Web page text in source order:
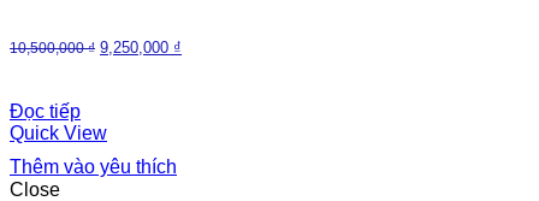
10,500,000₫ 9,250,000 ₫
Đọc tiếp
Quick View
Thêm vào yêu thích
Close